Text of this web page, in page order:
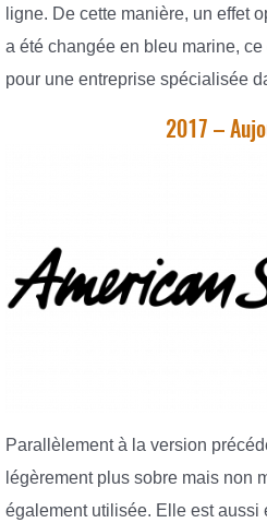
ligne. De cette manière, un effet
a été changée en bleu marine,
pour une entreprise spécialisée
2017 –
Parallèlement à la version
légèrement plus sobre mais non
également utilisée. Elle est aussi